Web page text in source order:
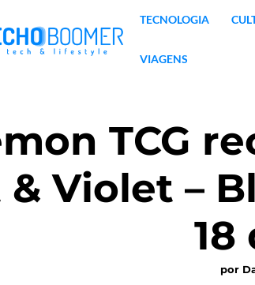
TECNOLOGIA
VIAGENS
TCG
& Violet –
18
por